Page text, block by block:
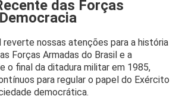
das Forças
reverte nossas atenções para a história
Forças Armadas do Brasil e a
o final da ditadura militar em 1985,
para regular o papel do Exército
democrática.